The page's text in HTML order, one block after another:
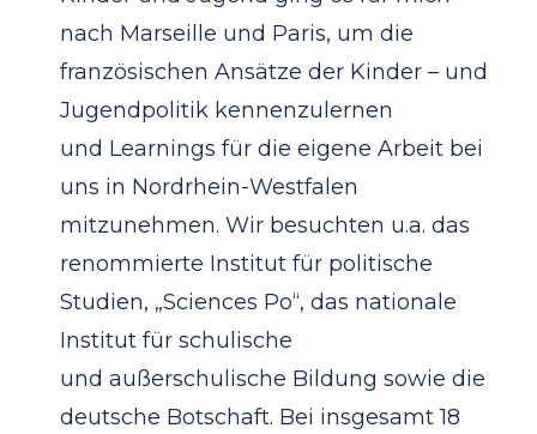
nach Marseille und Paris, um die
französischen Ansätze der Kinder – und
Jugendpolitik kennenzulernen
und Learnings für die eigene Arbeit bei
uns in Nordrhein-Westfalen
mitzunehmen. Wir besuchten u.a. das
renommierte Institut für politische
Studien, „Sciences Po“, das nationale
Institut für schulische
und außerschulische Bildung sowie die
deutsche Botschaft. Bei insgesamt 18